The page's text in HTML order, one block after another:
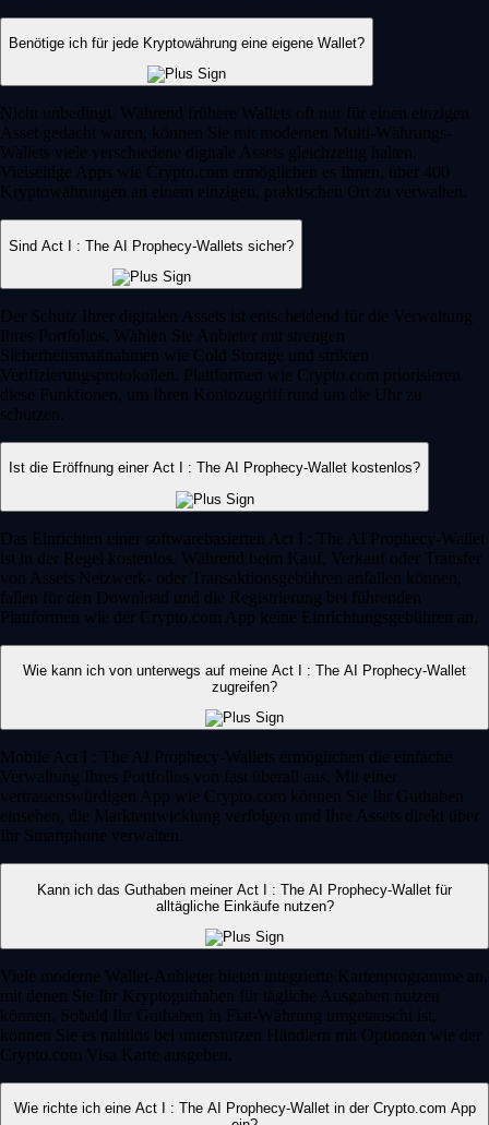
Benötige ich für jede Kryptowährung eine eigene Wallet?
Nicht unbedingt. Während frühere Wallets oft nur für einen einzigen
Asset gedacht waren, können Sie mit modernen Multi-Währungs-
Wallets viele verschiedene digitale Assets gleichzeitig halten.
Vielseitige Apps wie Crypto.com ermöglichen es Ihnen, über 400
Kryptowährungen an einem einzigen, praktischen Ort zu verwalten.
Sind Act I : The AI Prophecy-Wallets sicher?
Der Schutz Ihrer digitalen Assets ist entscheidend für die Verwaltung
Ihres Portfolios. Wählen Sie Anbieter mit strengen
Sicherheitsmaßnahmen wie Cold Storage und strikten
Verifizierungsprotokollen. Plattformen wie Crypto.com priorisieren
diese Funktionen, um Ihren Kontozugriff rund um die Uhr zu
schützen.
Ist die Eröffnung einer Act I : The AI Prophecy-Wallet kostenlos?
Das Einrichten einer softwarebasierten Act I : The AI Prophecy-Wallet
ist in der Regel kostenlos. Während beim Kauf, Verkauf oder Transfer
von Assets Netzwerk- oder Transaktionsgebühren anfallen können,
fallen für den Download und die Registrierung bei führenden
Plattformen wie der Crypto.com App keine Einrichtungsgebühren an.
Wie kann ich von unterwegs auf meine Act I : The AI Prophecy-Wallet
zugreifen?
Mobile Act I : The AI Prophecy-Wallets ermöglichen die einfache
Verwaltung Ihres Portfolios von fast überall aus. Mit einer
vertrauenswürdigen App wie Crypto.com können Sie Ihr Guthaben
einsehen, die Marktentwicklung verfolgen und Ihre Assets direkt über
Ihr Smartphone verwalten.
Kann ich das Guthaben meiner Act I : The AI Prophecy-Wallet für
alltägliche Einkäufe nutzen?
Viele moderne Wallet-Anbieter bieten integrierte Kartenprogramme an,
mit denen Sie Ihr Kryptoguthaben für tägliche Ausgaben nutzen
können. Sobald Ihr Guthaben in Fiat-Währung umgetauscht ist,
können Sie es nahtlos bei unterstützen Händlern mit Optionen wie der
Crypto.com Visa Karte ausgeben.
Wie richte ich eine Act I : The AI Prophecy-Wallet in der Crypto.com App